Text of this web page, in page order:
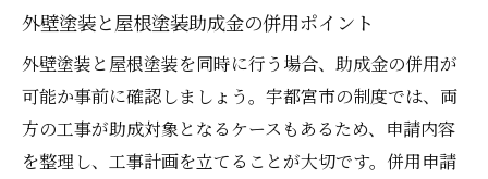
外壁塗装と屋根塗装助成金の併用ポイント
外壁塗装と屋根塗装を同時に行う場合、助成金の併用が
可能か事前に確認しましょう。宇都宮市の制度では、両
方の工事が助成対象となるケースもあるため、申請内容
を整理し、工事計画を立てることが大切です。併用申請